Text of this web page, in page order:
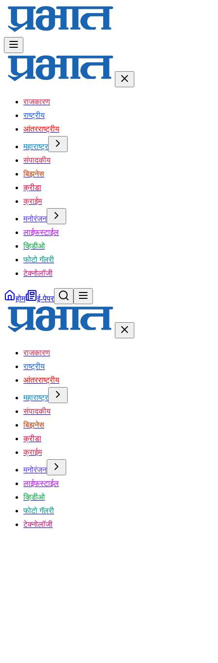
राजकारण
राष्ट्रीय
आंतरराष्ट्रीय
महाराष्ट्र
संपादकीय
बिझनेस
क्रीडा
क्राईम
मनोरंजन
लाईफस्टाईल
व्हिडीओ
फोटो गॅलरी
टेक्नोलॉजी
होम ई-पेपर
राजकारण
राष्ट्रीय
आंतरराष्ट्रीय
महाराष्ट्र
संपादकीय
बिझनेस
क्रीडा
क्राईम
मनोरंजन
लाईफस्टाईल
व्हिडीओ
फोटो गॅलरी
टेक्नोलॉजी